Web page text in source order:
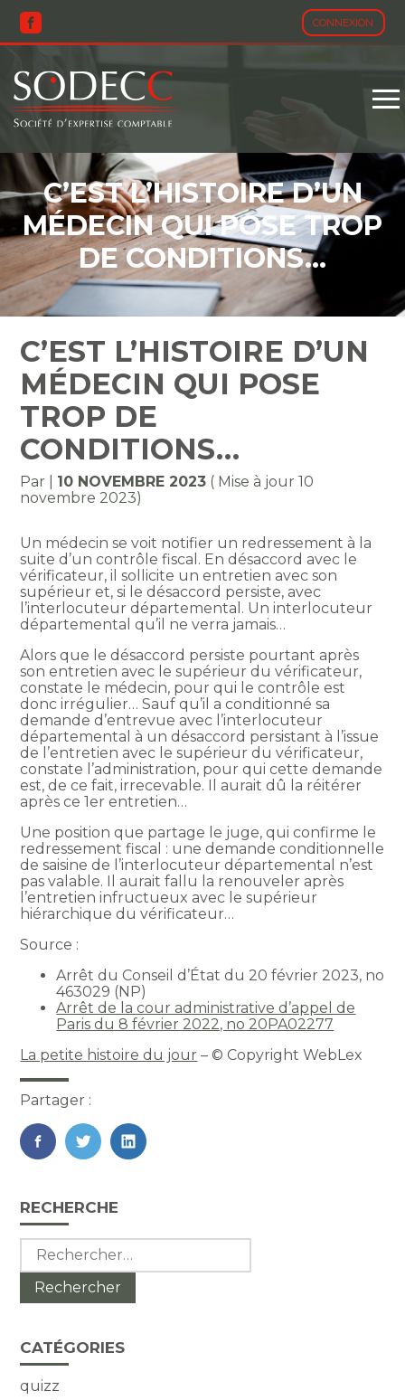
CONNEXION
Aller
au
C’EST L’HISTOIRE D’UN
MÉDECIN QUI POSE TROP
DE CONDITIONS…
C’EST L’HISTOIRE D’UN
MÉDECIN QUI POSE
TROP DE
CONDITIONS…
Par 10 NOVEMBRE 2023 ( Mise à jour 10
novembre 2023)
Un médecin se voit notifier un redressement à la
suite d’un contrôle fiscal. En désaccord avec le
vérificateur, il sollicite un entretien avec son
supérieur et, si le désaccord persiste, avec
l’interlocuteur départemental. Un interlocuteur
départemental qu’il ne verra jamais…
Alors que le désaccord persiste pourtant après
son entretien avec le supérieur du vérificateur,
constate le médecin, pour qui le contrôle est
donc irrégulier… Sauf qu’il a conditionné sa
demande d’entrevue avec l’interlocuteur
départemental à un désaccord persistant à l’issue
de l’entretien avec le supérieur du vérificateur,
constate l’administration, pour qui cette demande
est, de ce fait, irrecevable. Il aurait dû la réitérer
après ce 1er entretien…
Une position que partage le juge, qui confirme le
redressement fiscal : une demande conditionnelle
de saisine de l’interlocuteur départemental n’est
pas valable. Il aurait fallu la renouveler après
l’entretien infructueux avec le supérieur
hiérarchique du vérificateur…
Source :
Arrêt du Conseil d’État du 20 février 2023, no
463029 (NP)
Arrêt de la cour administrative d’appel de
Paris du 8 février 2022, no 20PA02277
La petite histoire du jour – © Copyright WebLex
Partager :
FaceBook
TwitterLinkedIn
Blog
sidebar
RECHERCHE
Rechercher :
CATÉGORIES
quizz